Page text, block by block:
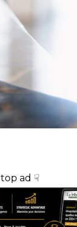
ad ☟